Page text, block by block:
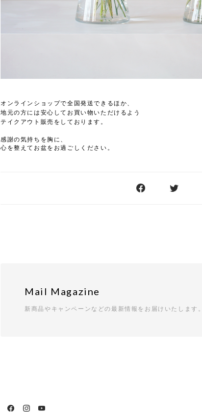
オンラインショップで全国発送できるほか、
地元の方には安心してお買い物いただけるよう
テイクアウト販売をしております。
感謝の気持ちを胸に、
心を整えてお盆をお過ごしください。
Mail Magazine
新商品やキャンペーンなどの最新情報をお届けいたします。